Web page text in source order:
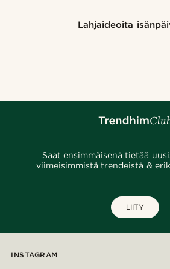
Lahjaideoita
Saat ensimmäisenä tietää
viimeisimmistä trendeistä &
LIITY
INSTAGRAM